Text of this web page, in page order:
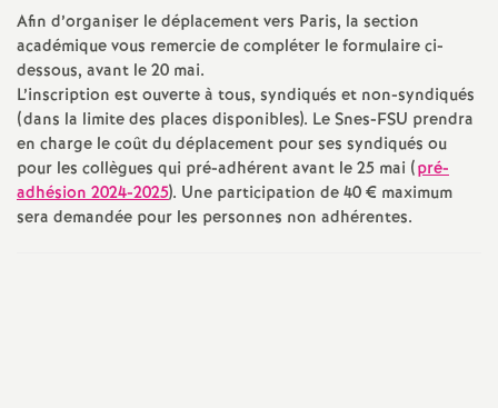
i
o
n
a
l
Afin d’organiser le déplacement vers Paris, la section
académique vous remercie de compléter le formulaire ci-
dessous, avant le 20 mai.
L’inscription est ouverte à tous, syndiqués et non-syndiqués
(dans la limite des places disponibles). Le Snes-FSU prendra
en charge le coût du déplacement pour ses syndiqués ou
pour les collègues qui pré-adhérent avant le 25 mai (pré-
adhésion 2024-2025). Une participation de 40 € maximum
sera demandée pour les personnes non adhérentes.